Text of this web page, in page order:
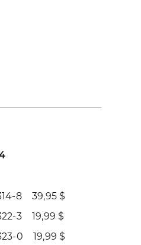
8 39,95 $
3 19,99 $
0 19,99 $